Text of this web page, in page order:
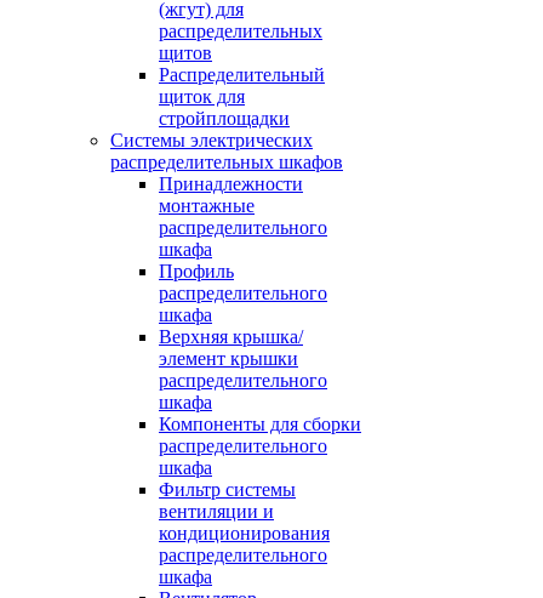
(жгут) для
распределительных
щитов
Распределительный
щиток для
стройплощадки
Системы электрических
распределительных шкафов
Принадлежности
монтажные
распределительного
шкафа
Профиль
распределительного
шкафа
Верхняя крышка/
элемент крышки
распределительного
шкафа
Компоненты для сборки
распределительного
шкафа
Фильтр системы
вентиляции и
кондиционирования
распределительного
шкафа